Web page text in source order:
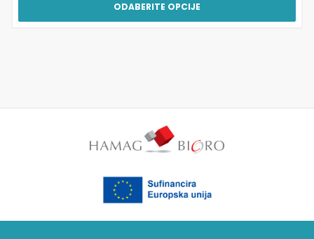
ODABERITE OPCIJE